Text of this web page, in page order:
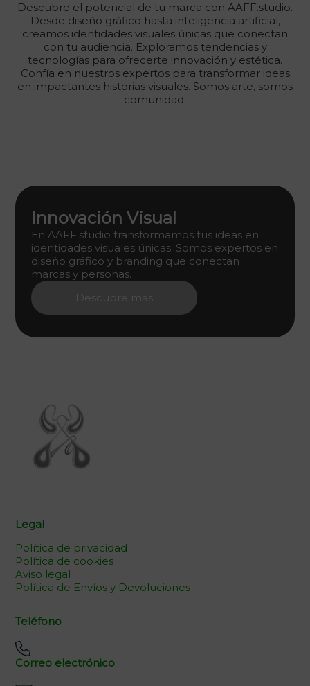
Descubre el potencial de tu marca con AAFF.studio.
Desde diseño gráfico hasta inteligencia artificial,
creamos identidades visuales únicas que conectan
con tu audiencia. Exploramos tendencias y
tecnologías para ofrecerte innovación y estética.
Confía en nuestros expertos para transformar ideas
en impactantes historias visuales. Somos arte, somos
comunidad.
Innovación Visual
En AAFF.studio transformamos tus ideas en
identidades visuales únicas. Somos expertos en
diseño gráfico y branding que conectan
marcas y personas.
Descubre más
Legal
Política de privacidad
Política de cookies
Aviso legal
Política de Envíos y Devoluciones
Teléfono
Correo electrónico